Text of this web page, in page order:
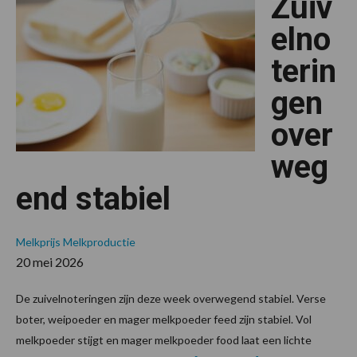
Zuiv
elno
terin
gen
over
weg
end stabiel
Melkprijs Melkproductie
20 mei 2026
De zuivelnoteringen zijn deze week overwegend stabiel. Verse
boter, weipoeder en mager melkpoeder feed zijn stabiel. Vol
melkpoeder stijgt en mager melkpoeder food laat een lichte